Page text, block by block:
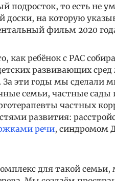
подросток, то есть не
доски, на которую
фильм 2020
как ребёнок с РАС
развивающих
За эти годы мы сделали
семьи, частные
частных
развития:
речи, синдромом
для такой семьи,